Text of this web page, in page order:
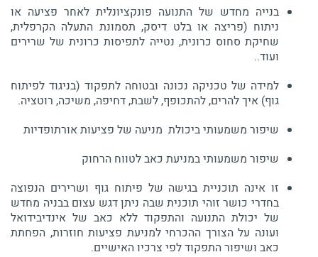
בנייה מחדש של התנועה פונקציונלית לאחר פציעה או
ניתוח (פריצה או בלט דיסק, תסמונת התעלה הקרפלית,
שחיקת סחוס כרונית, נטייה לתפיסות כרונית של שרירים
ועוד..
למידה של טכניקה נכונה ובטוחה לתפקוד (בניגוד לפיתוח
גוף) איך להרים, להתכופף, לשבת, דחיפה, משיכה, רוטציה.
שיפור משמעותי ביכולת מניעה של פציעות אורתופדיות
שיפור משמעותי במניעת כאב לטווח הרחוק
זו אינה תוכניית בגישה של פיתוח גוף ושרירים הנפוצה
בחדרי כושר זוהי תוכנית שבה ניתן דגש עצום בבניה מחדש
של יכולת התנועה והתפקוד ללא כאב של אינדיבידואל
ועונה על הצורך ההכרחי למניעת פציעות חוזרות, הפחתת
כאב ושיפור התפקוד לפי צרכיו האישיים.